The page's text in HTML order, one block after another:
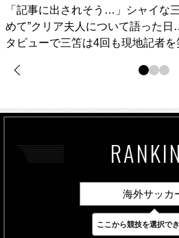
「記事に出されそう…」シャイな
めて”クリア夫人について語った
タビューで三笘は4回も現地記者を
海外サッカ
最新 24時間
ここから競技を選択で